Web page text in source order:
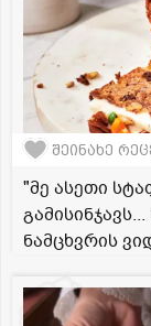
შეინახე
"მე ასეთი
ნამცხვრის